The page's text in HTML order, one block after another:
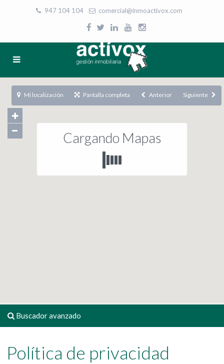
947 104 104 comercial@inmoactivox.com
Cargando Mapas
Mi localización Pantalla completa Anterior Siguiente
Buscador avanzado
Política de privacidad